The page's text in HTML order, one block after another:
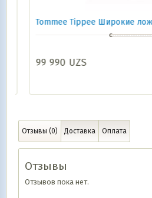
Tommee Tippee Широкие
99 990UZS
Отзывы (0) Доставка Оплата
Отзывы
Отзывов пока нет.